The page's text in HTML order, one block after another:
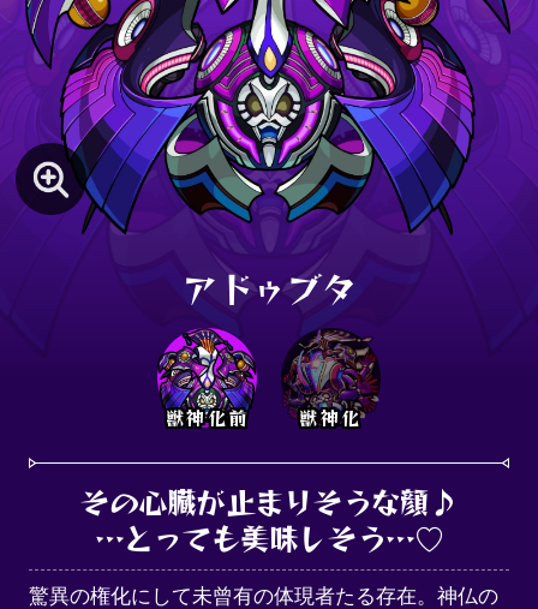
アドゥブタ
獣神化前 獣神化
その心臓が止まりそうな顔♪
…とっても美味しそう…♡
驚異の権化にして未曾有の体現者たる存在。神仏の